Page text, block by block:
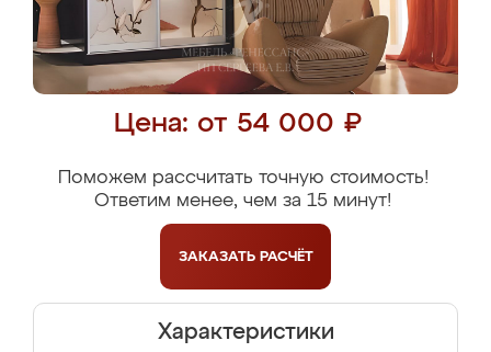
Цена: от 54 000 ₽
Поможем рассчитать точную стоимость!
Ответим менее, чем за 15 минут!
ЗАКАЗАТЬ РАСЧЁТ
Характеристики